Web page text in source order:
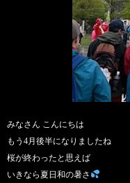
みなさん こんにちは
もう4月後半になりましたね
桜が終わったと思えば
いきなら夏日和の暑さ